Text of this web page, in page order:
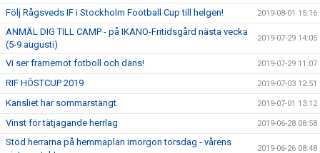
Följ Rågsveds IF i Stockholm Football Cup till helgen! 2019-08-01 15:16
ANMÄL DIG TILL CAMP - på IKANO-Fritidsgård nästa vecka
(5-9 augusti)
2019-07-29 14:05
Vi ser framemot fotboll och dans! 2019-07-29 11:07
RIF HÖSTCUP 2019 2019-07-03 12:51
Kansliet har sommarstängt 2019-07-01 13:12
Vinst för tätjagande herrlag 2019-06-28 08:58
Stöd herrarna på hemmaplan imorgon torsdag - vårens
2019-06-26 08:48